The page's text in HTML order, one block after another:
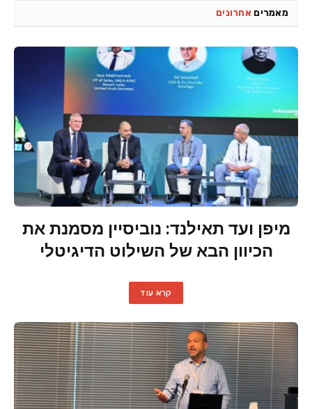
מאמרים אחרונים
מיפן ועד תאילנד: נוביסיין מסמנת את
הכיוון הבא של השילוט הדיגיטלי
קרא עוד